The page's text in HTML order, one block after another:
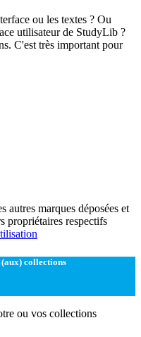
ou les textes ? Ou
utilisateur de StudyLib ?
C'est très important pour
marques déposées et
propriétaires respectifs
collections
ou vos collections